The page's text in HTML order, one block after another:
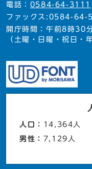
電話： 0584-64-3111
ファックス:0584-64-
開庁時間：午前8時30
（土曜・日曜・祝日・
人口： 14,364人
男性： 7,129人